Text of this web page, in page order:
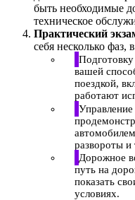
быть необходимые
техническое
Практический
себя несколько фаз,
Подготовку
вашей
поездкой,
работают
развороты
Дорожное
путь на
показать
условиях.